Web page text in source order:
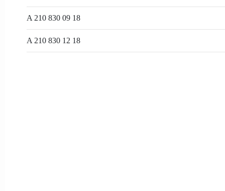
A 210 830 09 18
A 210 830 12 18